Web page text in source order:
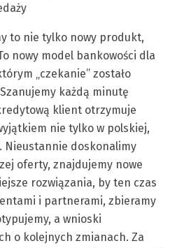
to nie tylko nowy produkt,
nowy model bankowości dla
„czekanie” zostało
każdą minutę
klient otrzymuje
nie tylko w polskiej,
Nieustannie doskonalimy
oferty, znajdujemy nowe
rozwiązania, by ten czas
i partnerami, zbieramy
a wnioski
o kolejnych zmianach. Za